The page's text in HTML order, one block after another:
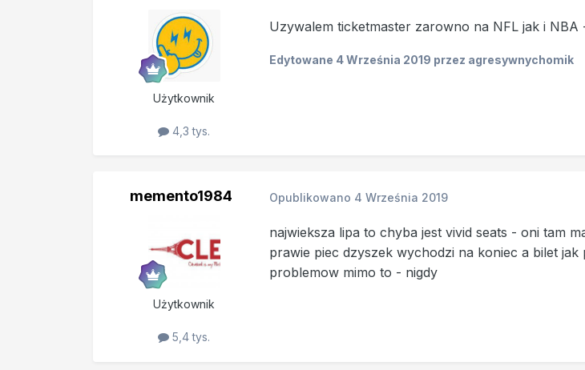
Użytkownik
4,3 tys.
Uzywalem ticketmaster zarowno na NFL jak i NBA
Edytowane 4 Września 2019 przez agresywnychomik
memento1984
Użytkownik
5,4 tys.
Opublikowano 4 Września 2019
najwieksza lipa to chyba jest vivid seats - oni tam
prawie piec dzyszek wychodzi na koniec a bilet
problemow mimo to - nigdy